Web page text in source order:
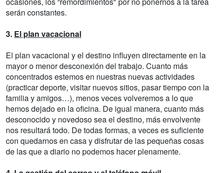
serán constantes.
3. El plan vacacional
El plan vacacional y el destino influyen directamente en la
mayor o menor desconexión del trabajo. Cuanto más
concentrados estemos en nuestras nuevas actividades
(practicar deporte, visitar nuevos sitios, pasar tiempo con la
familia y amigos…), menos veces volveremos a lo que
hemos dejado en la oficina. De igual manera, cuanto más
desconocido y novedoso sea el destino, más envolvente
nos resultará todo. De todas formas, a veces es suficiente
con quedarnos en casa y disfrutar de las pequeñas cosas
de las que a diario no podemos hacer plenamente.